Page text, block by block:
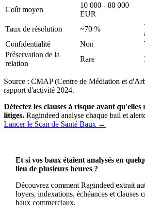
Coût moyen
10 000 - 80 000
EUR
Taux de résolution ~70 %
Confidentialité
Non
Préservation de la
relation
Rare
Source : CMAP (Centre de Médiation et
rapport d'activité 2024.
Détectez les clauses à risque avant qu'elles
litiges. Ragindeed analyse chaque bail et
Lancer le Scan de Santé Baux →
Et si vos baux étaient analysés en
lieu de plusieurs heures ?
Découvrez comment Ragindeed extrait
loyers, indexations, échéances et clauses
baux commerciaux.